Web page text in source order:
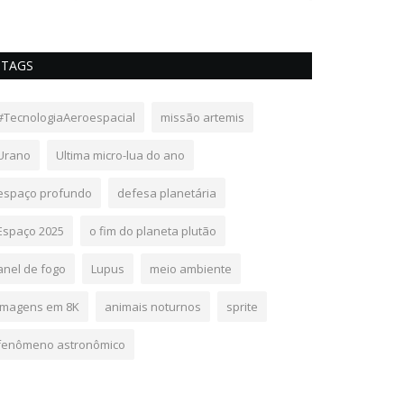
TAGS
missão artemis
Ultima micro-lua do ano
profundo defesa planetária
2025 o fim do planeta plutão
de fogo Lupus meio ambiente
em 8K animais noturnos sprite
astronômico